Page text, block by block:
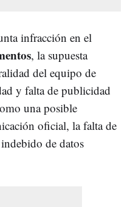
infracción en el
, la supuesta
del equipo de
y falta de publicidad
una posible
oficial, la falta de
de datos